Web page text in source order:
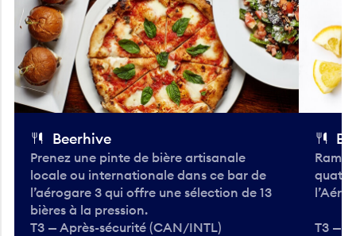
Beerhive
Prenez une pinte de bière artisanale
locale ou internationale dans ce bar de
l’aérogare 3 qui offre une sélection de 13
bières à la pression.
T3 — Après-sécurité (CAN/INTL)
T3 —